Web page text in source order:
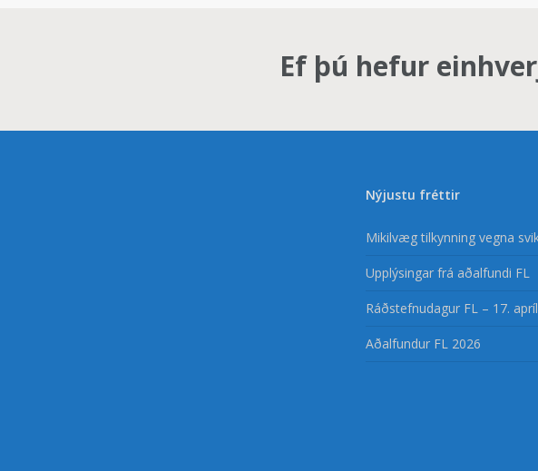
Ef þú hefur
Nýjustu fréttir
Mikilvæg tilkynning vegna
Upplýsingar frá aðalfundi FL
Ráðstefnudagur FL – 17.
Aðalfundur FL 2026